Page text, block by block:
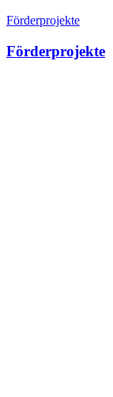
Förderprojekte
Förderprojekte